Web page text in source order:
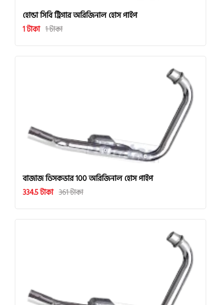
হোন্ডা সিবি ট্রিগার অরিজিনাল হোস পাইপ
1 টাকা 1 টাকা
বাজাজ ডিসকভার 100 অরিজিনাল হোস পাইপ
334.5 টাকা 361 টাকা